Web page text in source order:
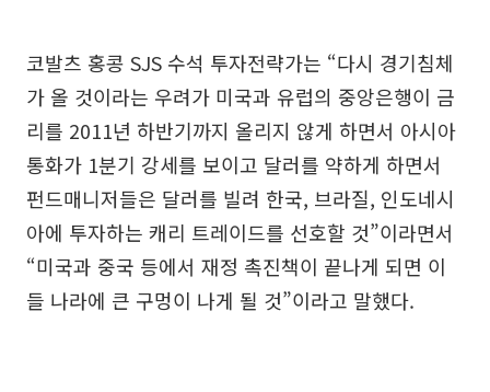
코발츠 홍콩 SJS 수석 투자전략가는 “다시 경기침체
가 올 것이라는 우려가 미국과 유럽의 중앙은행이 금
리를 2011년 하반기까지 올리지 않게 하면서 아시아
통화가 1분기 강세를 보이고 달러를 약하게 하면서
펀드매니저들은 달러를 빌려 한국, 브라질, 인도네시
아에 투자하는 캐리 트레이드를 선호할 것”이라면서
“미국과 중국 등에서 재정 촉진책이 끝나게 되면 이
들 나라에 큰 구멍이 나게 될 것”이라고 말했다.